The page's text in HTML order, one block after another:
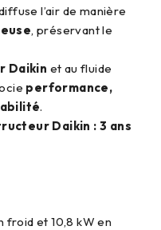
l’air de manière
, préservant le
Daikin et au fluide
performance,
.
Daikin : 3 ans
froid et 10,8 kW en